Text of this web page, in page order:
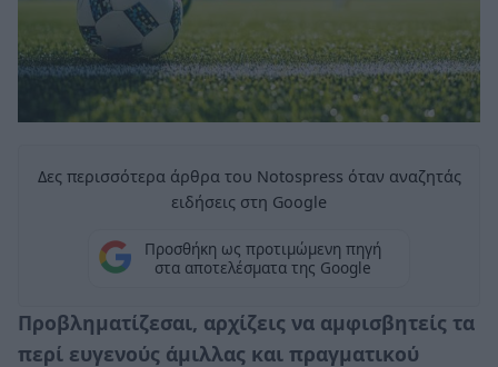
Δες περισσότερα άρθρα του Notospress όταν αναζητάς
ειδήσεις στη Google
Προσθήκη ως προτιμώμενη πηγή
στα αποτελέσματα της Google
Προβληματίζεσαι, αρχίζεις να αμφισβητείς τα
περί ευγενούς άμιλλας και πραγματικού